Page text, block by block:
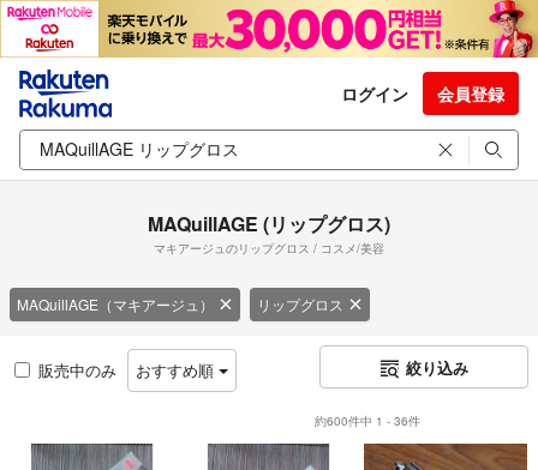
ログイン 会員登録
MAQuillAGE (リップグロス)
マキアージュのリップグロス / コスメ/美容
MAQuillAGE（マキアージュ） リップグロス
販売中のみ おすすめ順 絞り込み
約600件中 1 - 36件